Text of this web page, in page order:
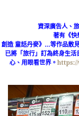
資深廣告人、
著有《快
創造 童話丹麥》 …等作品散
已將「旅行」訂為終身生活
心、用眼看世界。https://